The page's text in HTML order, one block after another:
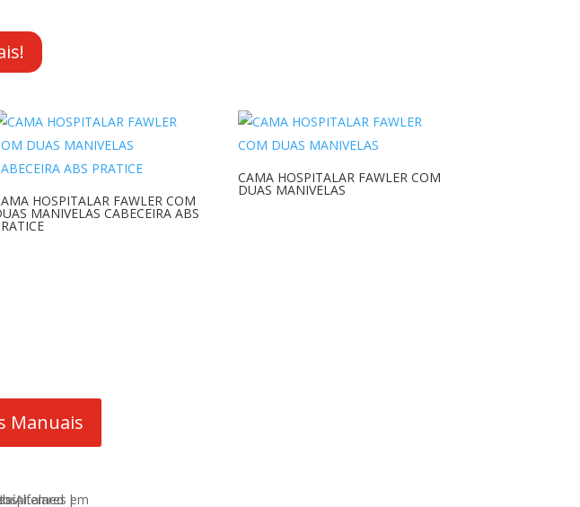
HOSPITALAR FAWLER COM
MANIVELAS CABECEIRA ABS
CAMA HOSPITALAR FAWLER COM
DUAS MANIVELAS
Manuais